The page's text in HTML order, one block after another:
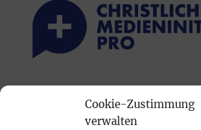
Cookie-Zustimmung
verwalten
Mediadaten